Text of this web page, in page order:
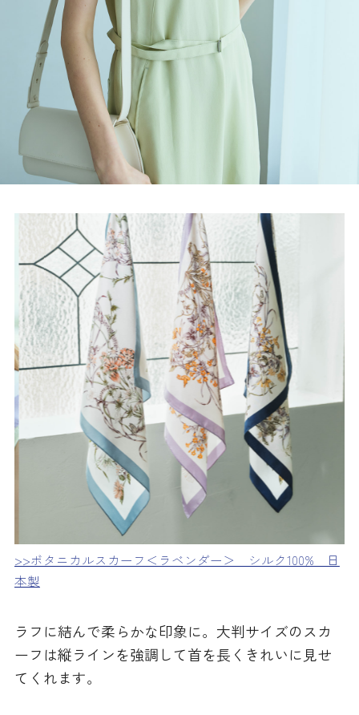
>>ボタニカルスカーフ＜ラベンダー＞ シルク100% 日
本製
ラフに結んで柔らかな印象に。大判サイズのスカ
ーフは縦ラインを強調して首を長くきれいに見せ
てくれます。